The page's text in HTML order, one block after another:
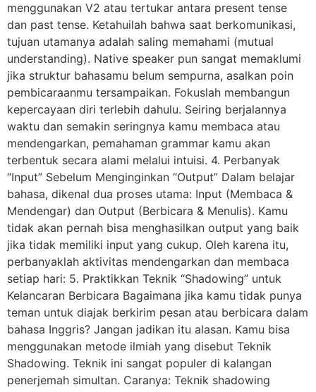
menggunakan V2 atau tertukar antara present tense
dan past tense. Ketahuilah bahwa saat berkomunikasi,
tujuan utamanya adalah saling memahami (mutual
understanding). Native speaker pun sangat memaklumi
jika struktur bahasamu belum sempurna, asalkan poin
pembicaraanmu tersampaikan. Fokuslah membangun
kepercayaan diri terlebih dahulu. Seiring berjalannya
waktu dan semakin seringnya kamu membaca atau
mendengarkan, pemahaman grammar kamu akan
terbentuk secara alami melalui intuisi. 4. Perbanyak
“Input” Sebelum Menginginkan “Output” Dalam belajar
bahasa, dikenal dua proses utama: Input (Membaca &
Mendengar) dan Output (Berbicara & Menulis). Kamu
tidak akan pernah bisa menghasilkan output yang baik
jika tidak memiliki input yang cukup. Oleh karena itu,
perbanyaklah aktivitas mendengarkan dan membaca
setiap hari: 5. Praktikkan Teknik “Shadowing” untuk
Kelancaran Berbicara Bagaimana jika kamu tidak punya
teman untuk diajak berkirim pesan atau berbicara dalam
bahasa Inggris? Jangan jadikan itu alasan. Kamu bisa
menggunakan metode ilmiah yang disebut Teknik
Shadowing. Teknik ini sangat populer di kalangan
penerjemah simultan. Caranya: Teknik shadowing